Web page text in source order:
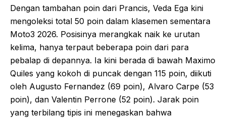
Dengan tambahan poin dari Prancis, Veda Ega kini
mengoleksi total 50 poin dalam klasemen sementara
Moto3 2026. Posisinya merangkak naik ke urutan
kelima, hanya terpaut beberapa poin dari para
pebalap di depannya. Ia kini berada di bawah Maximo
Quiles yang kokoh di puncak dengan 115 poin, diikuti
oleh Augusto Fernandez (69 poin), Alvaro Carpe (53
poin), dan Valentin Perrone (52 poin). Jarak poin
yang terbilang tipis ini menegaskan bahwa